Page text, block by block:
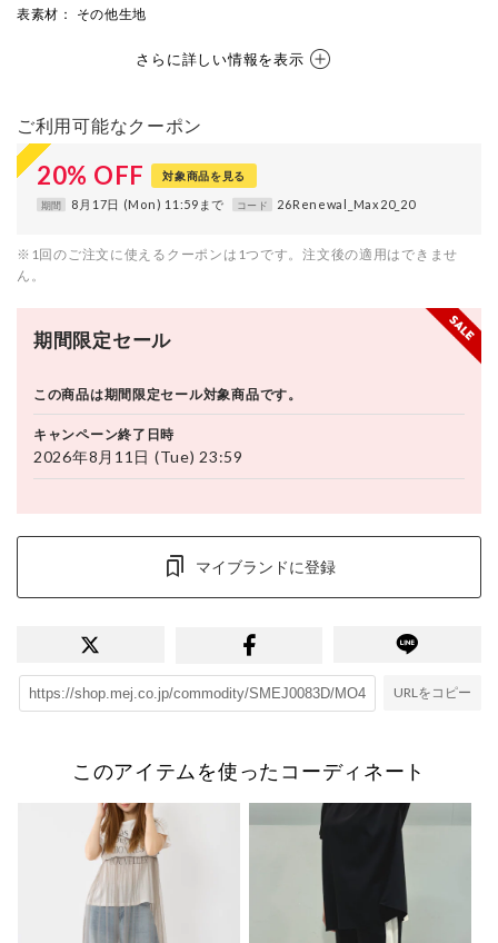
表素材 ： その他生地
さらに詳しい情報を表示
ご利用可能なクーポン
20% OFF 対象商品を見る
期間 8月17日 (Mon) 11:59まで コード 26Renewal_Max20_20
※1回のご注文に使えるクーポンは1つです。注文後の適用はできませ
ん。
期間限定セール
この商品は期間限定セール対象商品です。
キャンペーン終了日時
2026年8月11日 (Tue) 23:59
マイブランドに登録
URLをコピー
このアイテムを使ったコーディネート